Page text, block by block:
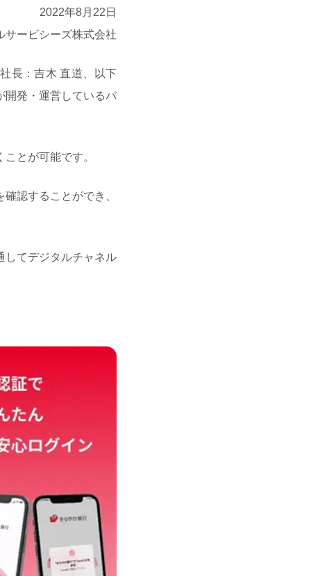
2022年8月22日
サービシーズ株式会社
長：吉木 直道、以下
開発・運営しているバ
とが可能です。
認することができ、
てデジタルチャネル